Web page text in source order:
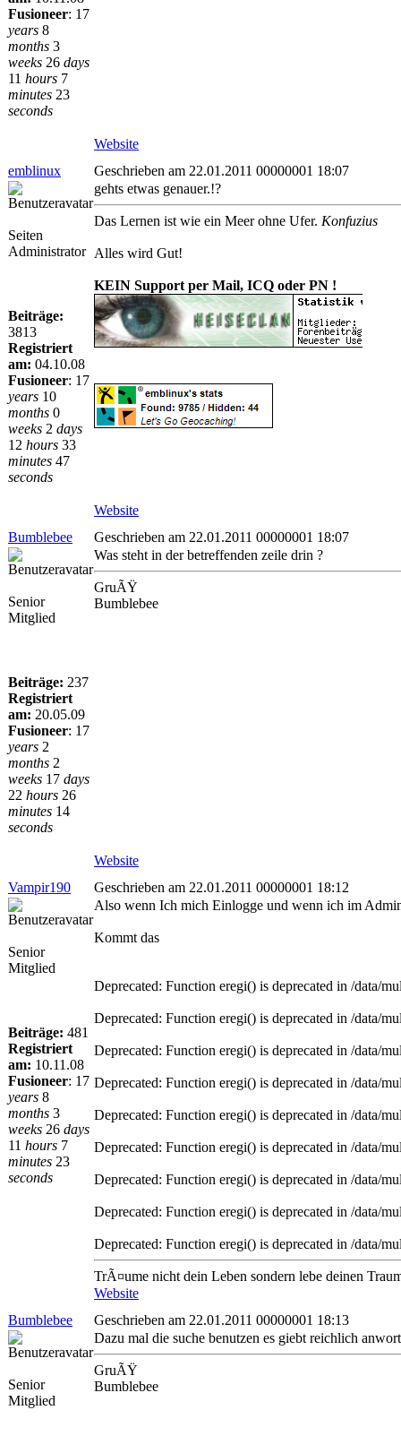
Fusioneer: 17
years 8
months 3
weeks 26 days
11 hours 7
minutes 23
seconds
Website
emblinux
Geschrieben am 22.01.2011 00000001 18:07
Seiten
Administrator
Beiträge:
3813
Registriert
am: 04.10.08
Fusioneer: 17
years 10
months 0
weeks 2 days
12 hours 33
minutes 47
seconds
gehts etwas genauer.!?
Das Lernen ist wie ein Meer ohne Ufer. Konfuzius
Alles wird Gut!
KEIN Support per Mail, ICQ oder PN !
Website
Bumblebee
Geschrieben am 22.01.2011 00000001 18:07
Senior
Mitglied
Beiträge: 237
Registriert
am: 20.05.09
Fusioneer: 17
years 2
months 2
weeks 17 days
22 hours 26
minutes 14
seconds
Was steht in der betreffenden zeile drin ?
GruÃŸ
Bumblebee
Website
Vampir190
Geschrieben am 22.01.2011 00000001 18:12
Senior
Mitglied
Beiträge: 481
Registriert
am: 10.11.08
Fusioneer: 17
years 8
months 3
weeks 26 days
11 hours 7
minutes 23
seconds
Also wenn Ich mich Einlogge und wenn ich im
Kommt das
Deprecated: Function eregi() is deprecated in /data/
Deprecated: Function eregi() is deprecated in /data/
Deprecated: Function eregi() is deprecated in /data/
Deprecated: Function eregi() is deprecated in /data/
Deprecated: Function eregi() is deprecated in /data/
Deprecated: Function eregi() is deprecated in /data/
Deprecated: Function eregi() is deprecated in /data/
Deprecated: Function eregi() is deprecated in /data/
Deprecated: Function eregi() is deprecated in /data/
TrÃ¤ume nicht dein Leben sondern lebe deinen
Website
Bumblebee
Geschrieben am 22.01.2011 00000001 18:13
Senior
Mitglied
Dazu mal die suche benutzen es giebt reichlich
GruÃŸ
Bumblebee